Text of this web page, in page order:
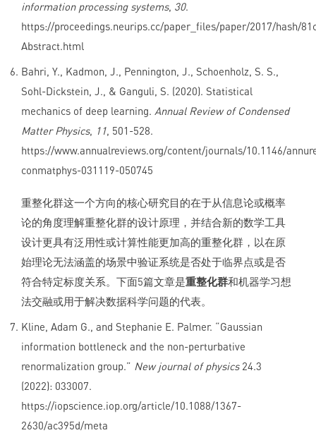
information processing systems, 30.
https://proceedings.neurips.cc/paper_files/paper/2017/hash/
Abstract.html
Bahri, Y., Kadmon, J., Pennington, J., Schoenholz, S. S.,
Sohl-Dickstein, J., & Ganguli, S. (2020). Statistical
mechanics of deep learning. Annual Review of Condensed
Matter Physics, 11, 501-528.
https://www.annualreviews.org/content/journals/10.1146/
conmatphys-031119-050745
重整化群这一个方向的核心研究目的在于从信息论或概率
论的角度理解重整化群的设计原理，并结合新的数学工具
设计更具有泛用性或计算性能更加高的重整化群，以在原
始理论无法涵盖的场景中验证系统是否处于临界点或是否
符合特定标度关系。下面5篇文章是重整化群和机器学习想
法交融或用于解决数据科学问题的代表。
Kline, Adam G., and Stephanie E. Palmer. “Gaussian
information bottleneck and the non-perturbative
renormalization group.” New journal of physics24.3
(2022): 033007.
https://iopscience.iop.org/article/10.1088/1367-
2630/ac395d/meta